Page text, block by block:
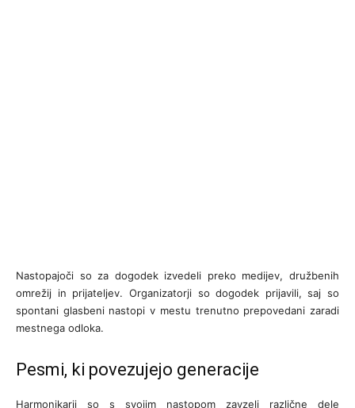
Nastopajoči so za dogodek izvedeli preko medijev, družbenih
omrežij in prijateljev. Organizatorji so dogodek prijavili, saj so
spontani glasbeni nastopi v mestu trenutno prepovedani zaradi
mestnega odloka.
Pesmi, ki povezujejo generacije
Harmonikarji so s svojim nastopom zavzeli različne dele